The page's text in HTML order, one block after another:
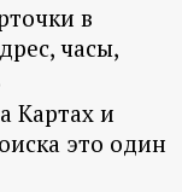
в
часы,
Картах и
это один